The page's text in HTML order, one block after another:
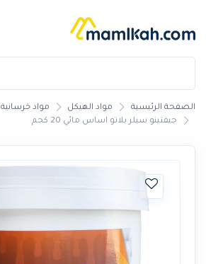
الصفحة الرئيسية مواد الهيكل مواد خرسانية
جيفتينو سيلر بلاتو اساس مائي 20 كجم